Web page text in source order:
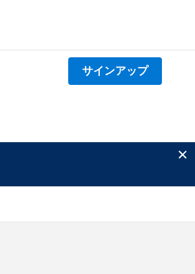
サインアップ